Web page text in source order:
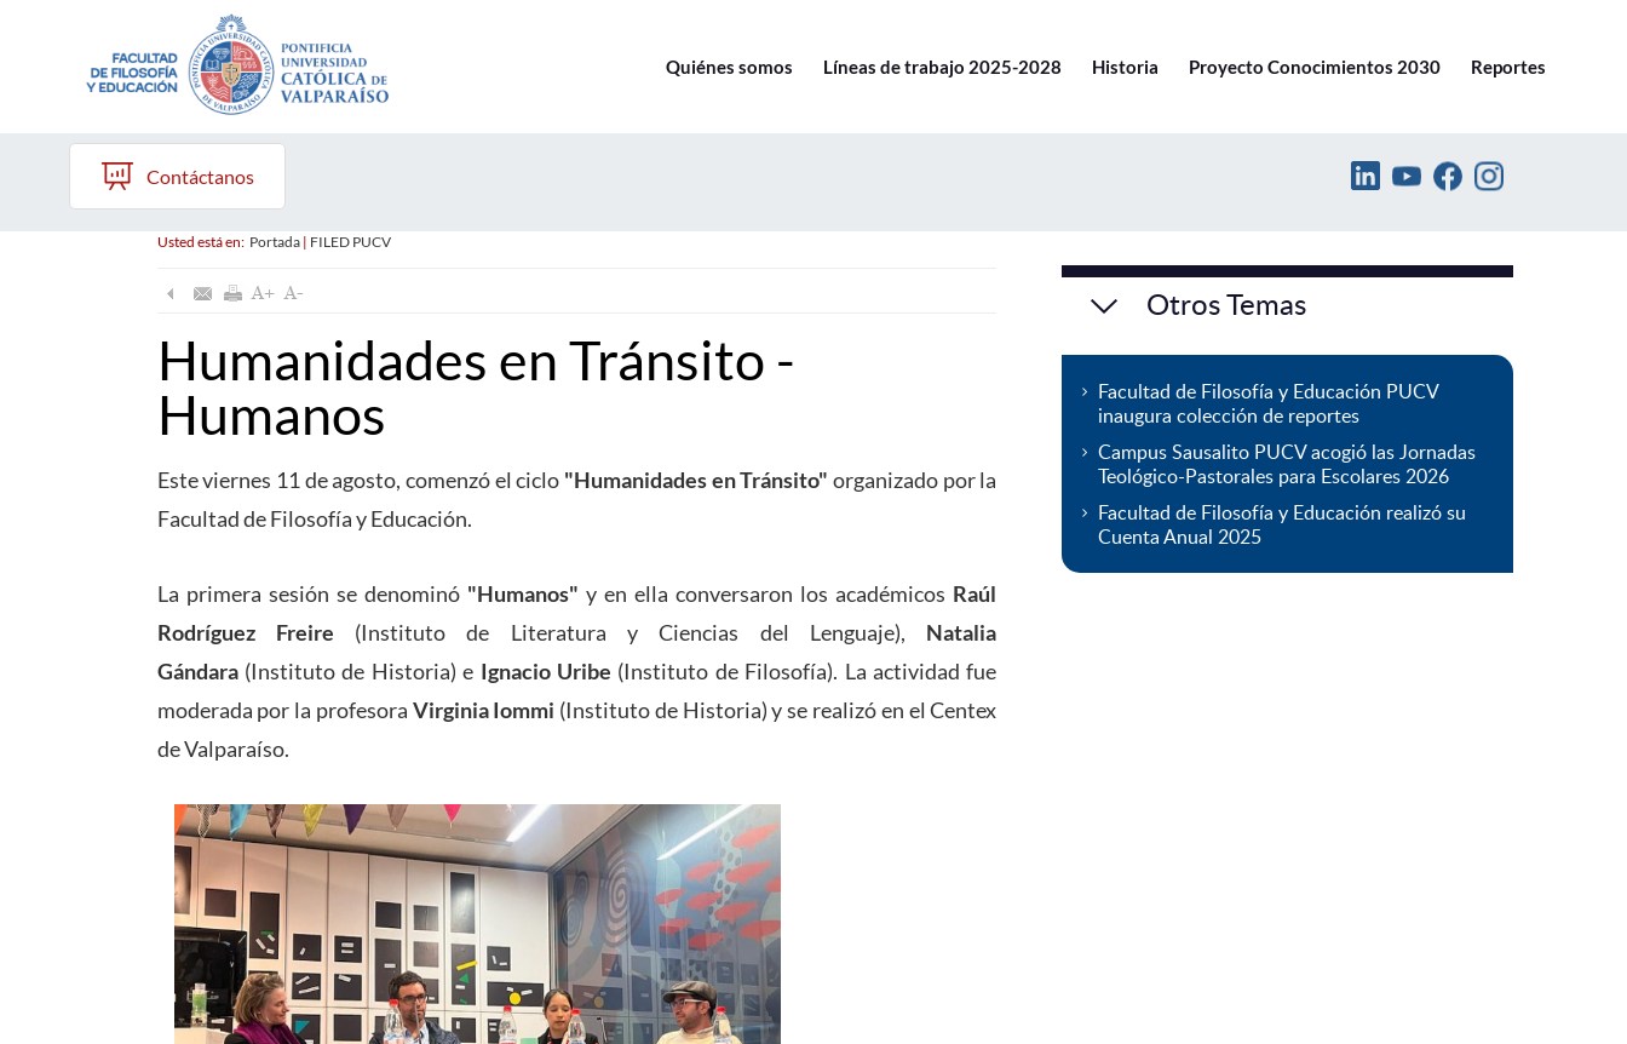
Quiénes somos Líneas de trabajo 2025-2028 Historia Proyecto Conocimientos 2030 Reportes
Contáctanos
Usted está en: Portada| FILED PUCV
Humanidades en Tránsito -
Humanos
Este viernes 11 de agosto, comenzó el ciclo "Humanidades en Tránsito" organizado por la
Facultad de Filosofía y Educación.
La primera sesión se denominó "Humanos" y en ella conversaron los académicos Raúl
Rodríguez Freire (Instituto de Literatura y Ciencias del Lenguaje), Natalia
Gándara(Instituto de Historia) e Ignacio Uribe (Instituto de Filosofía). La actividad fue
moderada por la profesora Virginia Iommi (Instituto de Historia) y se realizó en el Centex
de Valparaíso.
Otros Temas
Facultad de Filosofía y Educación PUCV
inaugura colección de reportes
Campus Sausalito PUCV acogió las Jornadas
Teológico-Pastorales para Escolares 2026
Facultad de Filosofía y Educación realizó su
Cuenta Anual 2025